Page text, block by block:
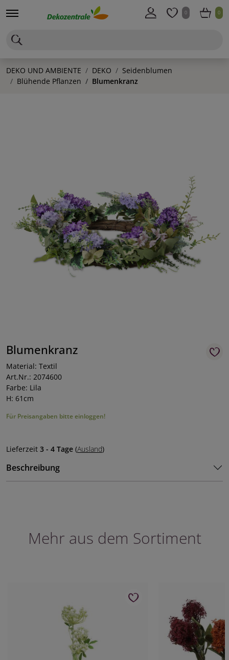
0 0
DEKO UND AMBIENTE DEKO
Seidenblumen
Blühende Pflanzen
Blumenkranz
Blumenkranz
Material: Textil
Art.Nr.: 2074600
Farbe: Lila
H: 61cm
Für Preisangaben bitte einloggen!
Lieferzeit 3 - 4 Tage (Ausland)
Beschreibung
Mehr aus dem Sortiment